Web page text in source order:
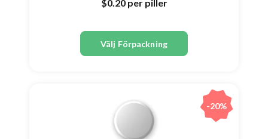
$0.20 per piller
Välj Förpackning
-20%